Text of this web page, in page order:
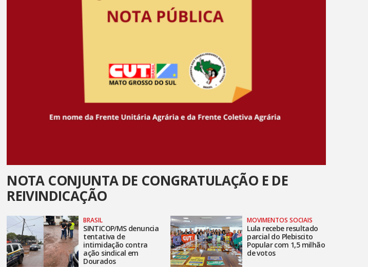
NOTA CONJUNTA DE CONGRATULAÇÃO E DE
REIVINDICAÇÃO
BRASIL
SINTICOP/MS denuncia
tentativa de
intimidação contra
ação sindical em
Dourados
MOVIMENTOS SOCIAIS
Lula recebe resultado
parcial do Plebiscito
Popular com 1,5 milhão
de votos